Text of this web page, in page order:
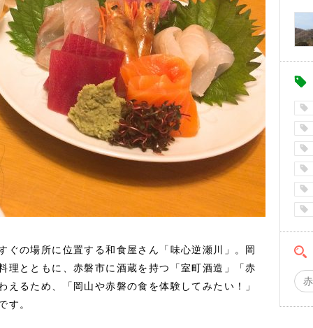
ぐの場所に位置する和食屋さん「味心逆瀬川」。岡
理とともに、赤磐市に酒蔵を持つ「室町酒造」「赤
るため、「岡山や赤磐の食を体験してみたい！」
す。